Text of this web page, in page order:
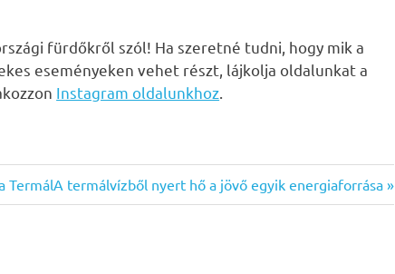
fürdőkről szól! Ha szeretné tudni, hogy mik a
eseményeken vehet részt, lájkolja oldalunkat a
Instagram oldalunkhoz
TermálNext
Post:
A termálvízből nyert hő a jövő egyik energiaforrása